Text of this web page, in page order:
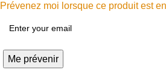
Prévenez moi lorsque ce produit est
Me prévenir